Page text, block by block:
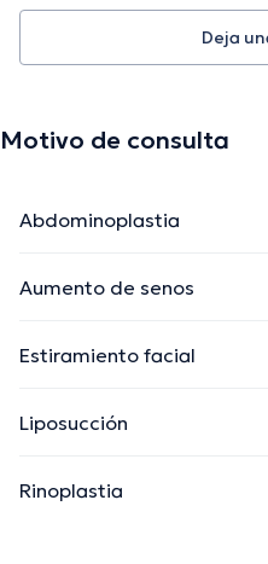
Deja
Motivo de consulta
Abdominoplastia
Aumento de senos
Estiramiento facial
Liposucción
Rinoplastia